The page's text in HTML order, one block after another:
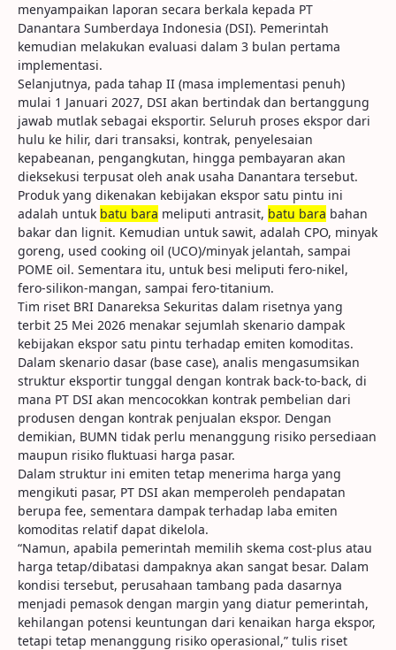
menyampaikan laporan secara berkala kepada PT
Danantara Sumberdaya Indonesia (DSI). Pemerintah
kemudian melakukan evaluasi dalam 3 bulan pertama
implementasi.
Selanjutnya, pada tahap II (masa implementasi penuh)
mulai 1 Januari 2027, DSI akan bertindak dan bertanggung
jawab mutlak sebagai eksportir. Seluruh proses ekspor dari
hulu ke hilir, dari transaksi, kontrak, penyelesaian
kepabeanan, pengangkutan, hingga pembayaran akan
dieksekusi terpusat oleh anak usaha Danantara tersebut.
Produk yang dikenakan kebijakan ekspor satu pintu ini
adalah untuk batu bara meliputi antrasit, batu bara bahan
bakar dan lignit. Kemudian untuk sawit, adalah CPO, minyak
goreng, used cooking oil (UCO)/minyak jelantah, sampai
POME oil. Sementara itu, untuk besi meliputi fero-nikel,
fero-silikon-mangan, sampai fero-titanium.
Tim riset BRI Danareksa Sekuritas dalam risetnya yang
terbit 25 Mei 2026 menakar sejumlah skenario dampak
kebijakan ekspor satu pintu terhadap emiten komoditas.
Dalam skenario dasar (base case), analis mengasumsikan
struktur eksportir tunggal dengan kontrak back-to-back, di
mana PT DSI akan mencocokkan kontrak pembelian dari
produsen dengan kontrak penjualan ekspor. Dengan
demikian, BUMN tidak perlu menanggung risiko persediaan
maupun risiko fluktuasi harga pasar.
Dalam struktur ini emiten tetap menerima harga yang
mengikuti pasar, PT DSI akan memperoleh pendapatan
berupa fee, sementara dampak terhadap laba emiten
komoditas relatif dapat dikelola.
“Namun, apabila pemerintah memilih skema cost-plus atau
harga tetap/dibatasi dampaknya akan sangat besar. Dalam
kondisi tersebut, perusahaan tambang pada dasarnya
menjadi pemasok dengan margin yang diatur pemerintah,
kehilangan potensi keuntungan dari kenaikan harga ekspor,
tetapi tetap menanggung risiko operasional,” tulis riset